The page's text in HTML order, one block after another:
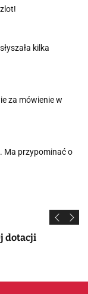
kilka
za mówienie w
Ma przypominać o
dotacji